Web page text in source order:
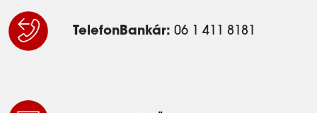
TelefonBankár: 06 1 411 8181